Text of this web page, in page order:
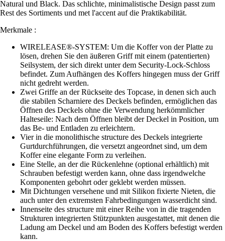
Natural und Black. Das schlichte, minimalistische Design passt zum
Rest des Sortiments und met l'accent auf die Praktikabilität.
Merkmale :
WIRELEASE®-SYSTEM: Um die Koffer von der Platte zu
lösen, drehen Sie den äußeren Griff mit einem (patentierten)
Seilsystem, der sich direkt unter dem Security-Lock-Schloss
befindet. Zum Aufhängen des Koffers hingegen muss der Griff
nicht gedreht werden.
Zwei Griffe an der Rückseite des Topcase, in denen sich auch
die stabilen Scharniere des Deckels befinden, ermöglichen das
Öffnen des Deckels ohne die Verwendung herkömmlicher
Halteseile: Nach dem Öffnen bleibt der Deckel in Position, um
das Be- und Entladen zu erleichtern.
Vier in die monolithische structure des Deckels integrierte
Gurtdurchführungen, die versetzt angeordnet sind, um dem
Koffer eine elegante Form zu verleihen.
Eine Stelle, an der die Rückenlehne (optional erhältlich) mit
Schrauben befestigt werden kann, ohne dass irgendwelche
Komponenten gebohrt oder geklebt werden müssen.
Mit Dichtungen versehene und mit Silikon fixierte Nieten, die
auch unter den extremsten Fahrbedingungen wasserdicht sind.
Innenseite des structure mit einer Reihe von in die tragenden
Strukturen integrierten Stützpunkten ausgestattet, mit denen die
Ladung am Deckel und am Boden des Koffers befestigt werden
kann.